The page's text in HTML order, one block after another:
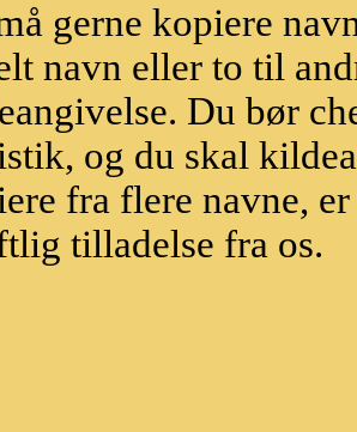
gerne kopiere
navn eller to til
Du bør
og du skal
fra flere navne,
tilladelse fra os.